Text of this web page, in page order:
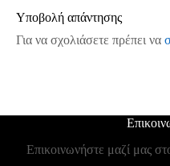
Υποβολή απάντησης
Για να σχολιάσετε πρέπει να
Επικοινωνήστε μαζί μας